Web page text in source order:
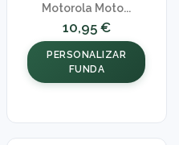
Motorola Moto...
10,95 €
PERSONALIZAR
FUNDA